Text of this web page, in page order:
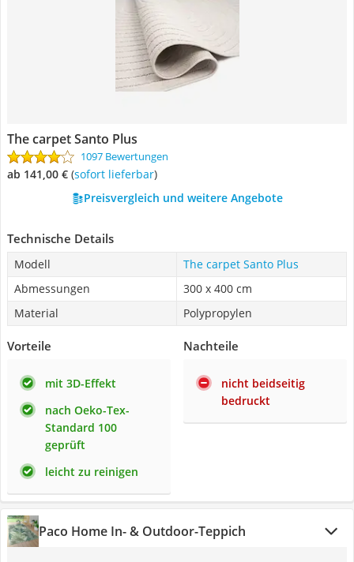
The carpet Santo Plus
1097 Bewertungen
ab 141,00 € ( Sofort lieferbar)
Preisvergleich und weitere Angebote
Technische Details
Modell
The carpet Santo Plus
Abmessungen
300 x 400 cm
Material
Polypropylen
Vorteile
mit 3D-Effekt
nach Oeko-Tex-
Standard 100
geprüft
leicht zu reinigen
Nachteile
nicht beidseitig
bedruckt
Paco Home In- & Outdoor-Teppich